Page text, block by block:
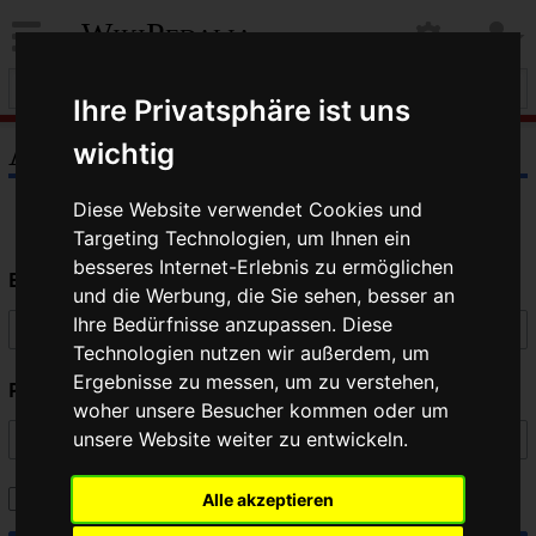
Ihre Privatsphäre ist uns
wichtig
Diese Website verwendet Cookies und
Targeting Technologien, um Ihnen ein
besseres Internet-Erlebnis zu ermöglichen
und die Werbung, die Sie sehen, besser an
Ihre Bedürfnisse anzupassen. Diese
Technologien nutzen wir außerdem, um
Ergebnisse zu messen, um zu verstehen,
woher unsere Besucher kommen oder um
unsere Website weiter zu entwickeln.
Alle akzeptieren
WikiPedalia
Anmelden
Benutzername
Passwort
Angemeldet bleiben